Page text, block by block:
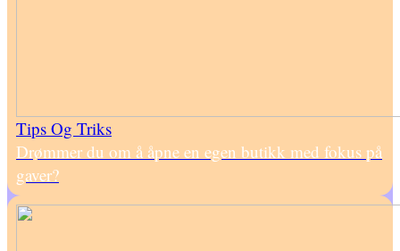
Tips Og Triks
Drømmer du om å åpne en egen butikk med fokus på
gaver?